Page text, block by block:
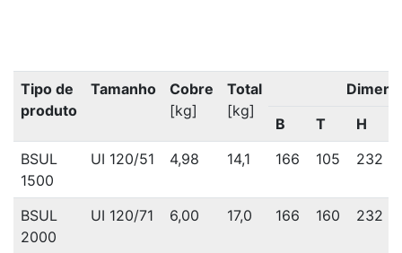
Tipo de
produto
Tamanho
Cobre
[kg]
Total
[kg]
B
T H
BSUL
1500
UI 120/51 4,98 14,1 166 105 232
BSUL
2000
UI 120/71 6,00 17,0 166 160 232